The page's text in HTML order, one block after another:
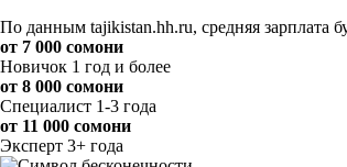
По данным tajikistan.hh.ru, средняя зарплата
от 7 000 сомони
Новичок 1 год и более
от 8 000 сомони
Специалист 1-3 года
от 11 000 сомони
Эксперт 3+ года